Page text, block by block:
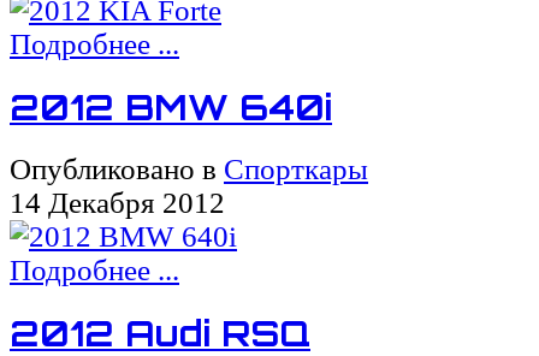
Подробнее ...
2012 BMW 640i
Опубликовано в Спорткары
14 Декабря 2012
Подробнее ...
2012 Audi RSQ